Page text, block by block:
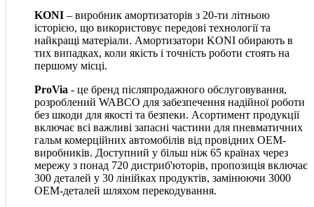
KONI – виробник амортизаторів з 20-ти літньою
історією, що використовує передові технології та
найкращі матеріали. Амортизатори KONI обирають в
тих випадках, коли якість і точність роботи стоять на
першому місці.
ProVia - це бренд післяпродажного обслуговування,
розроблений WABCO для забезпечення надійної роботи
без шкоди для якості та безпеки. Асортимент продукції
включає всі важливі запасні частини для пневматичних
гальм комерційних автомобілів від провідних OEM-
виробників. Доступний у більш ніж 65 країнах через
мережу з понад 720 дистриб'юторів, пропозиція включає
300 деталей у 30 лінійках продуктів, замінюючи 3000
OEM-деталей шляхом перекодування.